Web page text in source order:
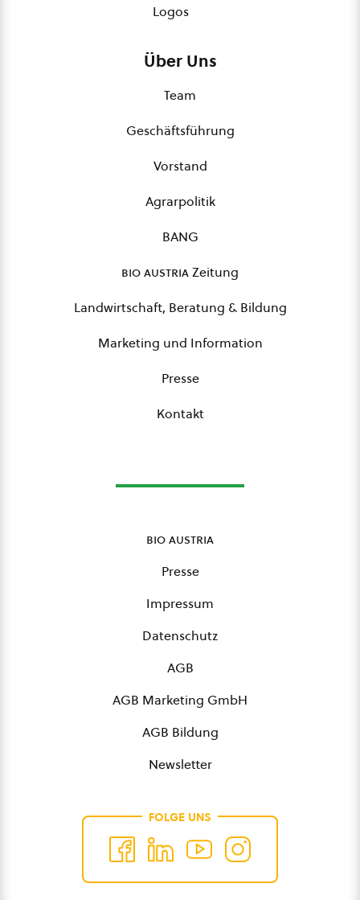
Logos
Über Uns
Team
Geschäftsführung
Vorstand
Agrarpolitik
BANG
bio austriaZeitung
Landwirtschaft, Beratung & Bildung
Marketing und Information
Presse
Kontakt
bio austria
Presse
Impressum
Datenschutz
AGB
AGB Marketing GmbH
AGB Bildung
Newsletter
FOLGE UNS